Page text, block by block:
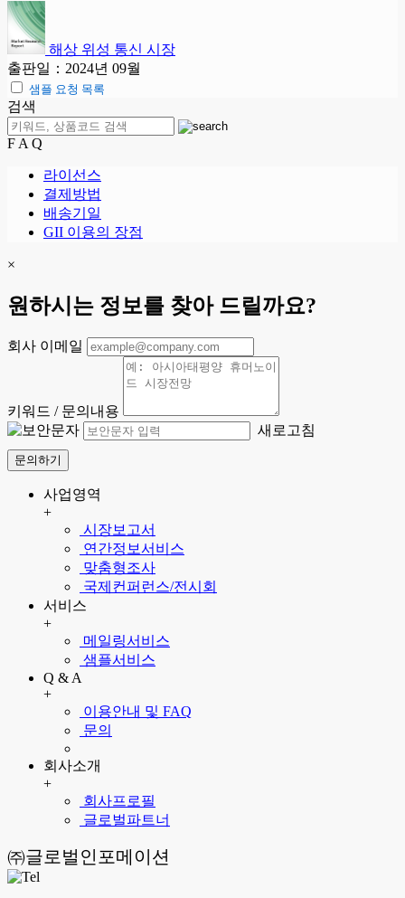
해상 위성 통신 시장
출판일：2024년 09월
샘플 요청 목록
검색
F A Q
라이선스
결제방법
배송기일
GII 이용의 장점
×
원하시는 정보를 찾아 드릴까요?
회사 이메일
키워드 / 문의내용
새로고침
문의하기
사업영역
+
시장보고서
연간정보서비스
맞춤형조사
국제컨퍼런스/전시회
서비스
+
메일링서비스
샘플서비스
Q & A
+
이용안내 및 FAQ
문의
회사소개
+
회사프로필
글로벌파트너
㈜글로벌인포메이션